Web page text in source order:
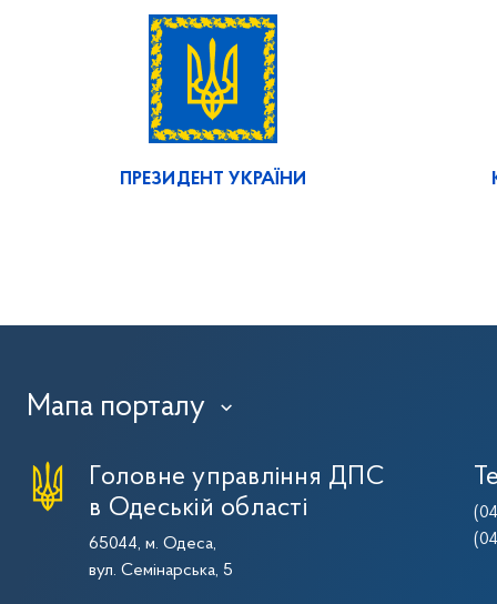
ПРЕЗИДЕНТ УКРАЇНИ
Мапа порталу ›
Головне управління ДПС
в Одеській області
65044, м. Одеса,
вул. Семінарська, 5